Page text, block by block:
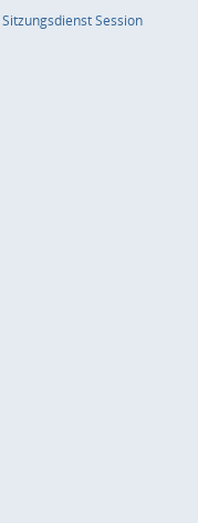
SitzungsdienstSession(Wird in